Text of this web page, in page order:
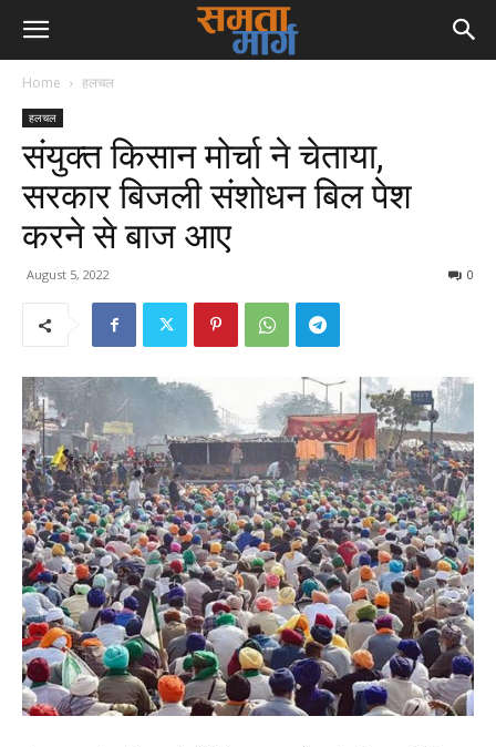
Home हलचल
हलचल
संयुक्त किसान मोर्चा ने चेताया,
सरकार बिजली संशोधन बिल पेश
करने से बाज आए
August 5, 2022 0